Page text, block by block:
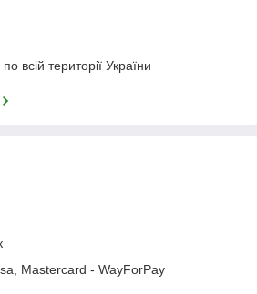
всій території України
Mastercard - WayForPay